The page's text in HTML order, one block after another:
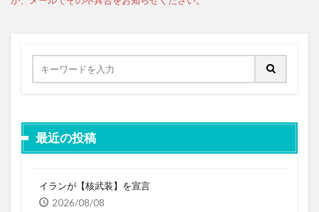
最近の投稿
イランが【核武装】を宣言
2026/08/08